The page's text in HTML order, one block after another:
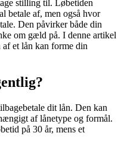
stilling til. Løbetiden
betale af, men også hvor
Den påvirker både din
om gæld på. I denne artikel
et lån kan forme din
dit lån. Den kan
af lånetype og formål.
på 30 år, mens et